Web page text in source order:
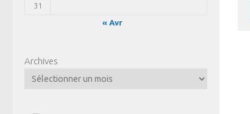
31
« Avr
Archives